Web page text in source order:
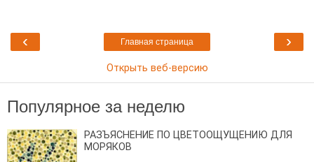
‹ ›
Главная страница
Открыть веб-версию
Популярное за неделю
РАЗЪЯСНЕНИЕ ПО ЦВЕТООЩУЩЕНИЮ ДЛЯ
МОРЯКОВ